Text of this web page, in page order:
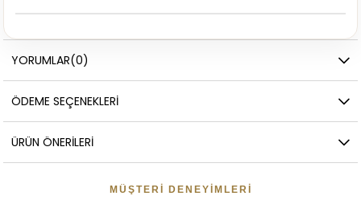
YORUMLAR(0)
ÖDEME SEÇENEKLERI
ÜRÜN ÖNERILERI
MÜŞTERI DENEYIMLERI